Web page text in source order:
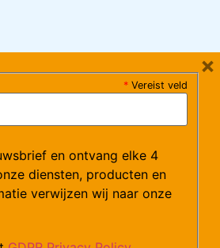
08:30-16:00 uur)
* Vereist veld
en ontvang elke 4
diensten, producten en
verwijzen wij naar onze
×